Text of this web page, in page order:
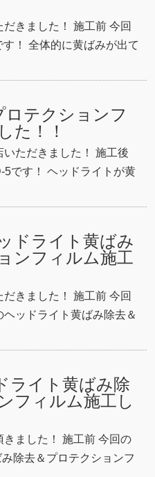
きました！ 施工前 今回
！ 全体的に黄ばみが出て
ロテクションフ
た！！
ただきました！ 施工後
です！ ヘッドライトが黄
ドライト黄ばみ
ンフィルム施工
きました！ 施工前 今回
ッドライト黄ばみ除去＆
ライト黄ばみ除
フィルム施工し
ました！ 施工前 今回の
除去＆プロテクションフ